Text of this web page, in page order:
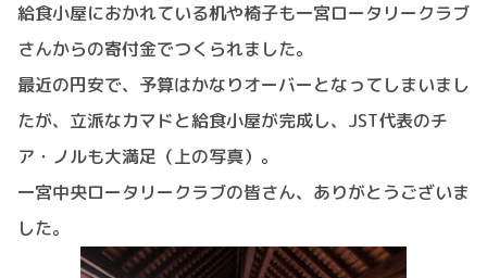
給食小屋におかれている机や椅子も一宮ロータリークラブ
さんからの寄付金でつくられました。
最近の円安で、予算はかなりオーバーとなってしまいまし
たが、立派なカマドと給食小屋が完成し、JST代表のチ
ア・ノルも大満足（上の写真）。
一宮中央ロータリークラブの皆さん、ありがとうございま
した。